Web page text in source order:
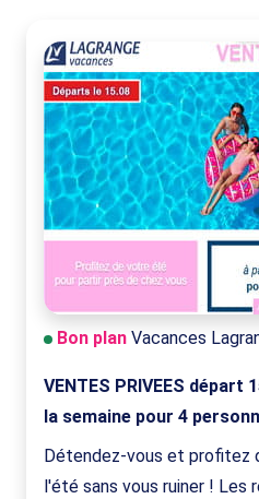
Bon plan Vacances
VENTES PRIVEES départ
la semaine pour 4
Détendez-vous et profitez
l'été sans vous ruiner ! Les